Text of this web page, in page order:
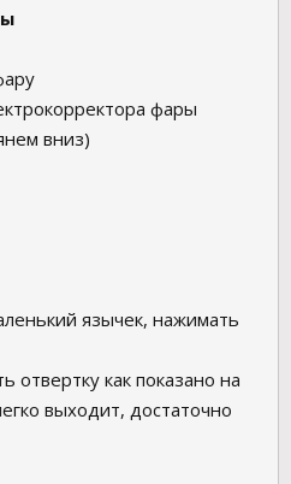
фары
вниз)
язычек, нажимать
отвертку как показано на
выходит, достаточно